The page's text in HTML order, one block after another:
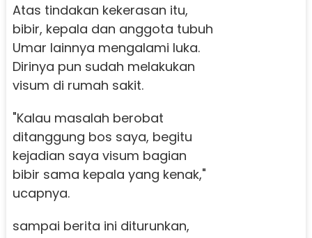
Atas tindakan kekerasan itu,
bibir, kepala dan anggota tubuh
Umar lainnya mengalami luka.
Dirinya pun sudah melakukan
visum di rumah sakit.
"Kalau masalah berobat
ditanggung bos saya, begitu
kejadian saya visum bagian
bibir sama kepala yang kenak,"
ucapnya.
sampai berita ini diturunkan,